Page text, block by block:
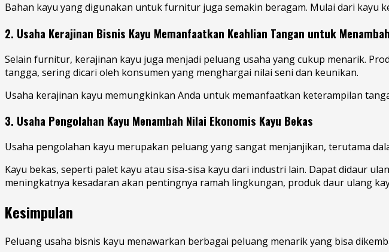
Bahan kayu yang digunakan untuk furnitur juga semakin beragam. Mulai dari
2. Usaha Kerajinan Bisnis Kayu Memanfaatkan Keahlian Tangan untuk
Selain furnitur, kerajinan kayu juga menjadi peluang usaha yang cukup menarik.
tangga, sering dicari oleh konsumen yang menghargai nilai seni dan keunikan.
Usaha kerajinan kayu memungkinkan Anda untuk memanfaatkan keterampilan
3. Usaha Pengolahan Kayu Menambah Nilai Ekonomis Kayu Bekas
Usaha pengolahan kayu merupakan peluang yang sangat menjanjikan, terutama
Kayu bekas, seperti palet kayu atau sisa-sisa kayu dari industri lain. Dapat didaur
meningkatnya kesadaran akan pentingnya ramah lingkungan, produk daur ulang
Kesimpulan
Peluang usaha bisnis kayu menawarkan berbagai peluang menarik yang bisa